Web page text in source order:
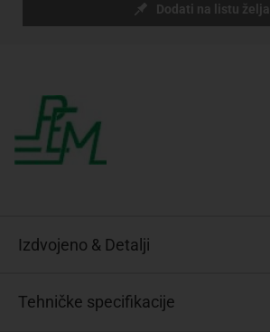
Dodati na listu želja
Izdvojeno & Detalji
Zavojnice
Rogowski
Tehničke specifikacije